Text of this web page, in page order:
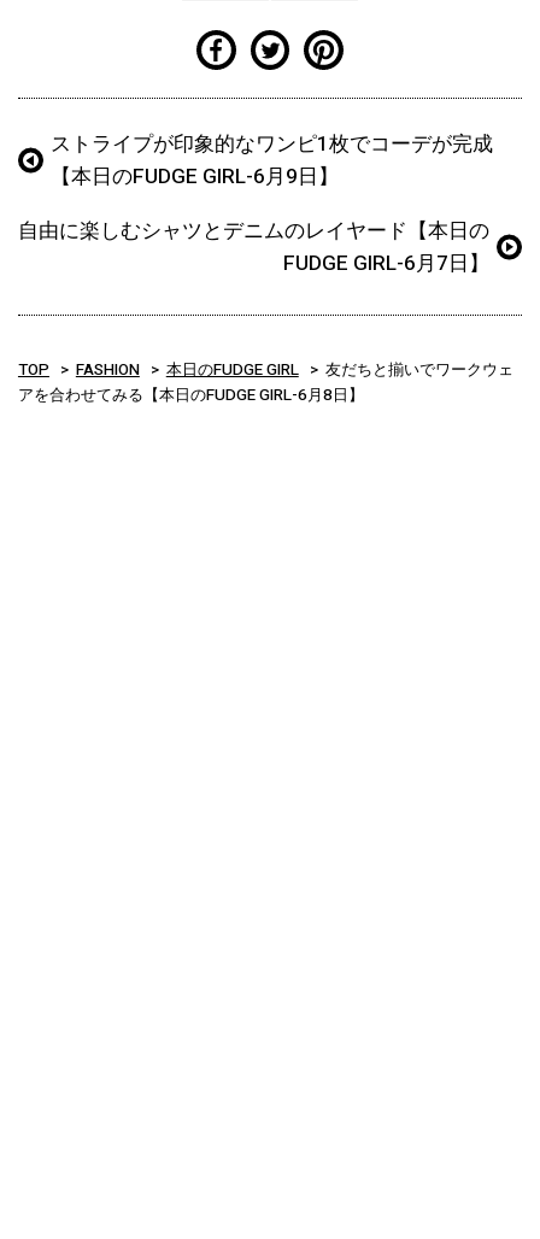
ストライプが印象的なワンピ1枚でコーデが完成
【本日のFUDGE GIRL-6月9日】
自由に楽しむシャツとデニムのレイヤード【本日の
FUDGE GIRL-6月7日】
TOP FASHION 本日のFUDGE GIRL
友だちと揃いでワークウェ
アを合わせてみる【本日のFUDGE GIRL-6月8日】